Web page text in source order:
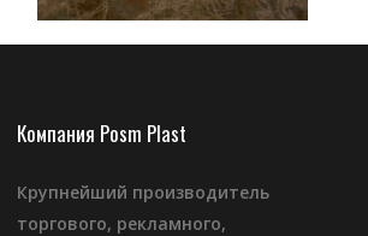
Компания Posm Plast
Крупнейший производитель
торгового, рекламного,